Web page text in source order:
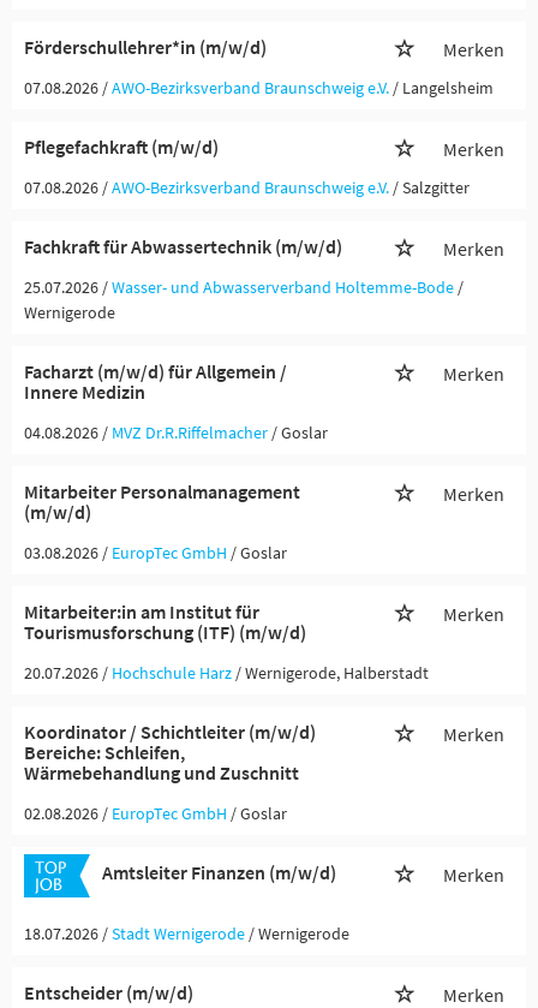
Förderschullehrer*in (m/w/d) Merken
07.08.2026 /AWO-Bezirksverband Braunschweig e.V. / Langelsheim
Pflegefachkraft (m/w/d) Merken
07.08.2026 /AWO-Bezirksverband Braunschweig e.V. / Salzgitter
Fachkraft für Abwassertechnik (m/w/d) Merken
25.07.2026 /Wasser- und Abwasserverband Holtemme-Bode /
Wernigerode
Facharzt (m/w/d) für Allgemein /
Innere Medizin
Merken
04.08.2026 / MVZ Dr.R.Riffelmacher / Goslar
Mitarbeiter Personalmanagement
(m/w/d)
Merken
03.08.2026 / EuropTec GmbH / Goslar
Mitarbeiter:in am Institut für
Tourismusforschung (ITF) (m/w/d)
Merken
20.07.2026 / Hochschule Harz / Wernigerode, Halberstadt
Koordinator / Schichtleiter (m/w/d)
Bereiche: Schleifen,
Wärmebehandlung und Zuschnitt
Merken
02.08.2026 / EuropTec GmbH / Goslar
Amtsleiter Finanzen (m/w/d) Merken
18.07.2026 /Stadt Wernigerode / Wernigerode
Entscheider (m/w/d) Merken